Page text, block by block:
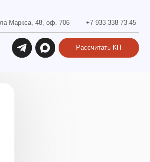
+7 933 338 73 45
Рассчитать КП